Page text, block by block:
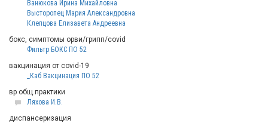
Ванюкова Ирина Михайловна
Высторопец Мария Александровна
Клепцова Елизавета Андреевна
бокс, симптомы орви/грипп/covid
Фильтр БОКС ПО 52
вакцинация от covid-19
_Каб Вакцинация ПО 52
вр общ.практики
Ляхова И.В.
диспансеризация